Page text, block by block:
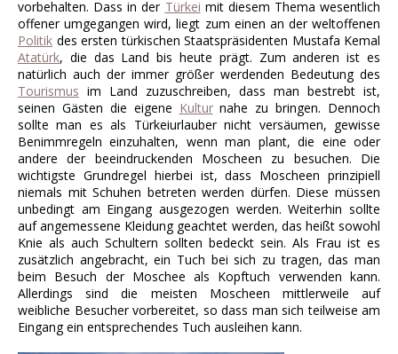
vorbehalten. Dass in der Türkei mit diesem Thema wesentlich
offener umgegangen wird, liegt zum einen an der weltoffenen
Politik des ersten türkischen Staatspräsidenten Mustafa Kemal
Atatürk, die das Land bis heute prägt. Zum anderen ist es
natürlich auch der immer größer werdenden Bedeutung des
Tourismus im Land zuzuschreiben, dass man bestrebt ist,
seinen Gästen die eigene Kulturnahe zu bringen. Dennoch
sollte man es als Türkeiurlauber nicht versäumen, gewisse
Benimmregeln einzuhalten, wenn man plant, die eine oder
andere der beeindruckenden Moscheen zu besuchen. Die
wichtigste Grundregel hierbei ist, dass Moscheen prinzipiell
niemals mit Schuhen betreten werden dürfen. Diese müssen
unbedingt am Eingang ausgezogen werden. Weiterhin sollte
auf angemessene Kleidung geachtet werden, das heißt sowohl
Knie als auch Schultern sollten bedeckt sein. Als Frau ist es
zusätzlich angebracht, ein Tuch bei sich zu tragen, das man
beim Besuch der Moschee als Kopftuch verwenden kann.
Allerdings sind die meisten Moscheen mittlerweile auf
weibliche Besucher vorbereitet, so dass man sich teilweise am
Eingang ein entsprechendes Tuch ausleihen kann.